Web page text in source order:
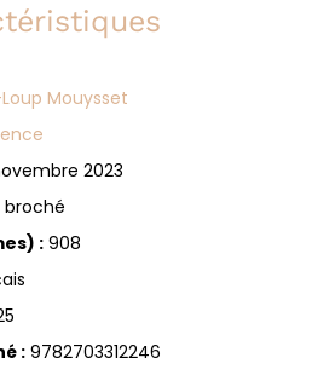
Mouysset
2023
broché
:908
:9782703312246